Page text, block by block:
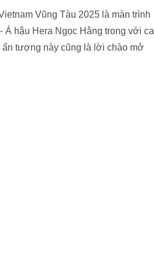
Vũng Tàu 2025 là màn trình
Á hậu Hera Ngọc Hằng trong với ca
ấn tượng này cũng là lời chào mở